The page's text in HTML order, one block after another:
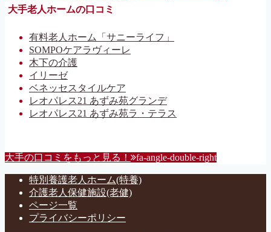
大手老人ホームの口コミ
有料老人ホーム「サニーライフ」
SOMPOケアラヴィーレ
木下の介護
イリーゼ
ベネッセスタイルケア
レオパレス21 あずみ苑グランデ
レオパレス21 あずみ苑ラ・テラス
大手の口コミをもっと見る！ fa-angle-double-right
特別養護老人ホーム(特養)
介護老人保健施設(老健)
ページ一覧
プライバシーポリシー